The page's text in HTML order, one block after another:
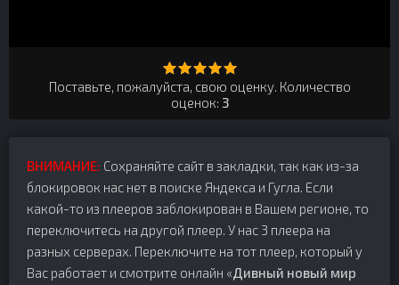
Поставьте, пожалуйста, свою оценку. Количество
оценок: 3
ВНИМАНИЕ: Сохраняйте сайт в закладки, так как из-за
блокировок нас нет в поиске Яндекса и Гугла. Если
какой-то из плееров заблокирован в Вашем регионе, то
переключитесь на другой плеер. У нас 3 плеера на
разных серверах. Переключите на тот плеер, который у
Вас работает и смотрите онлайн «Дивный новый мир